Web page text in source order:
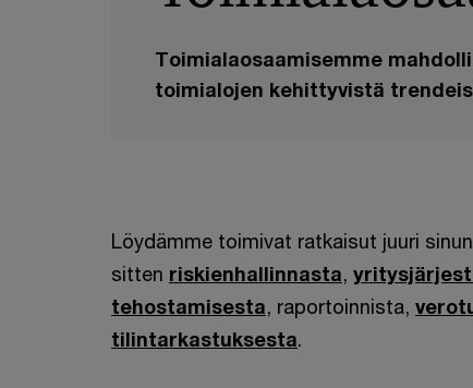
Toimialaosaamisemme
toimialojen kehittyvistä
Löydämme toimivat ratkaisut juuri
sitten riskienhallinnasta,
tehostamisesta, raportoinnista,
tilintarkastuksesta.